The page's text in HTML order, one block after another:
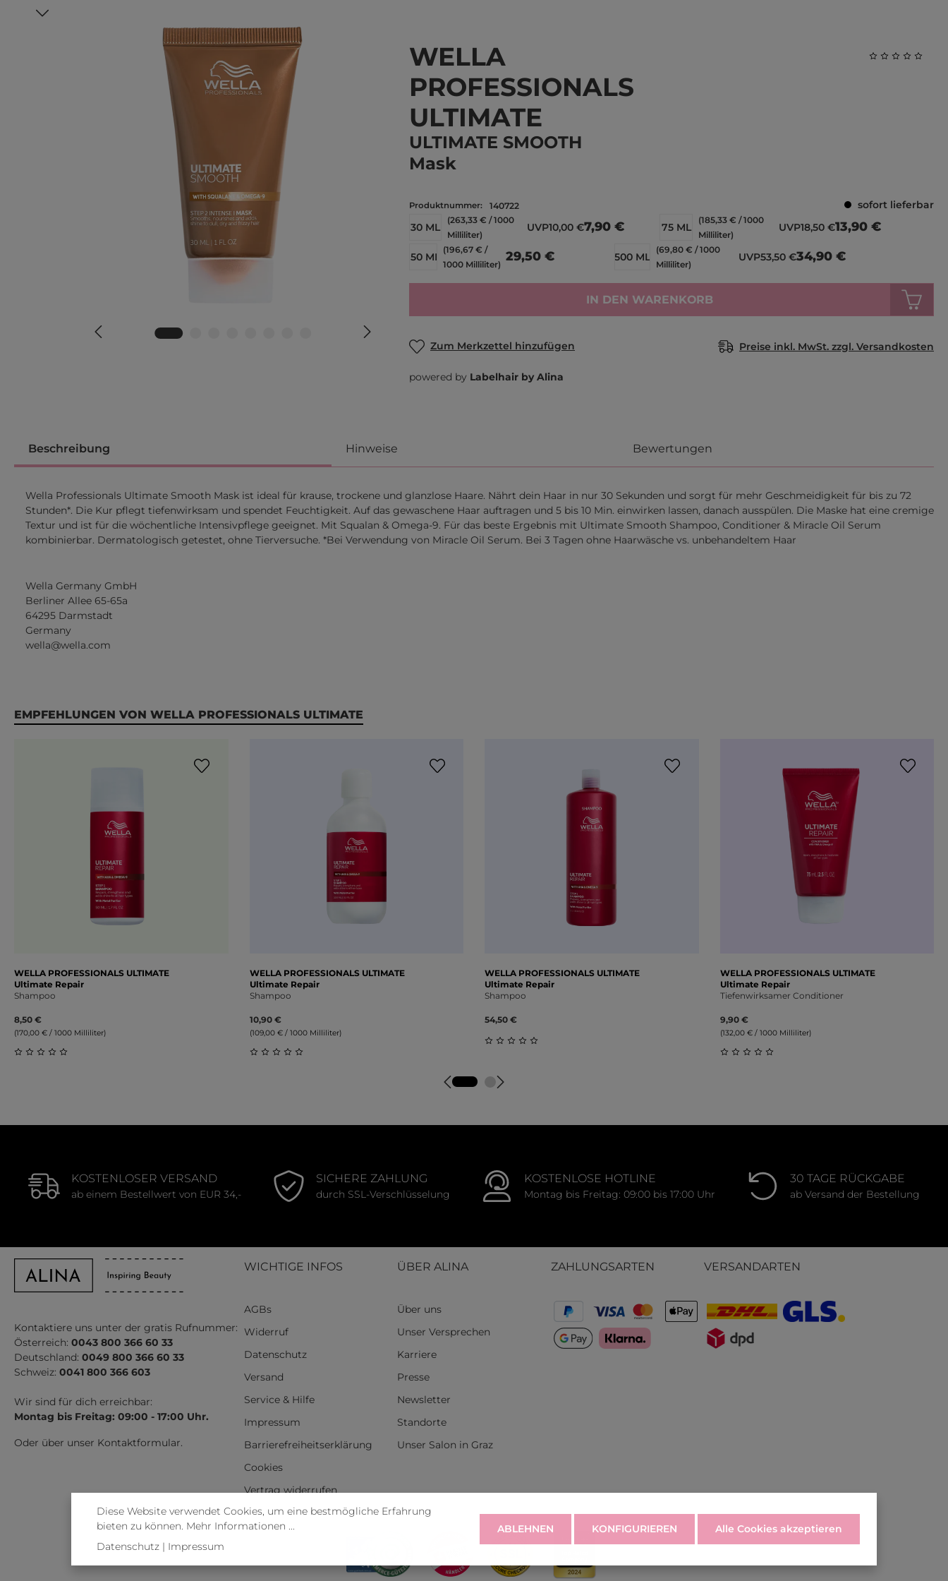
Bildergalerie überspringen
WELLA
PROFESSIONALS
ULTIMATE
ULTIMATE SMOOTH
Mask
Produktnummer: 140722
sofort lieferbar
30 ML
(263,33 € / 1000
Milliliter)
UVP10,00 €7,90 € 75 ML
(185,33 € / 1000
Milliliter)
UVP18,50 €13,90 €
150 ML
(196,67 € /
1000 Milliliter)
29,50 € 500 ML
(69,80 € / 1000
Milliliter)
UVP53,50 €34,90 €
IN DEN WARENKORB
Zum Merkzettel hinzufügen Preise inkl. MwSt. zzgl. Versandkosten
powered by Labelhair by Alina
Beschreibung Hinweise Bewertungen
Wella Professionals Ultimate Smooth Mask ist ideal für krause, trockene und glanzlose Haare. Nährt dein Haar in nur 30 Sekunden und sorgt für mehr Geschmeidigkeit für bis zu 72
Stunden*. Die Kur pflegt tiefenwirksam und spendet Feuchtigkeit. Auf das gewaschene Haar auftragen und 5 bis 10 Min. einwirken lassen, danach ausspülen. Die Maske hat eine cremige
Textur und ist für die wöchentliche Intensivpflege geeignet. Mit Squalan & Omega-9. Für das beste Ergebnis mit Ultimate Smooth Shampoo, Conditioner & Miracle Oil Serum
kombinierbar. Dermatologisch getestet, ohne Tierversuche. *Bei Verwendung von Miracle Oil Serum. Bei 3 Tagen ohne Haarwäsche vs. unbehandeltem Haar
Wella Germany GmbH
Berliner Allee 65-65a
64295 Darmstadt
Germany
wella@wella.com
Produktgalerie überspringen
EMPFEHLUNGEN VON WELLA PROFESSIONALS ULTIMATE
WELLA PROFESSIONALS ULTIMATE
Ultimate Repair
Shampoo
8,50 €
(170,00 € / 1000 Milliliter)
WELLA PROFESSIONALS ULTIMATE
Ultimate Repair
Shampoo
10,90 €
(109,00 € / 1000 Milliliter)
Durchschnittliche Bewertung von 0 von 5 Sternen
WELLA PROFESSIONALS ULTIMATE
Ultimate Repair
Shampoo
54,50 €
WELLA PROFESSIONALS ULTIMATE
Ultimate Repair
Tiefenwirksamer Conditioner
9,90 €
(132,00 € / 1000 Milliliter)
KOSTENLOSER VERSAND
ab einem Bestellwert von EUR 34,-
SICHERE ZAHLUNG
durch SSL-Verschlüsselung
KOSTENLOSE HOTLINE
Montag bis Freitag: 09:00 bis 17:00 Uhr
30 TAGE RÜCKGABE
ab Versand der Bestellung
Kontaktiere uns unter der gratis Rufnummer:
Österreich: 0043 800 366 60 33
Deutschland: 0049 800 366 60 33
Schweiz: 0041 800 366 603
Wir sind für dich erreichbar:
Montag bis Freitag: 09:00 - 17:00 Uhr.
Oder über unser Kontaktformular.
WICHTIGE INFOS
AGBs
Widerruf
Datenschutz
Versand
Service & Hilfe
Impressum
Barrierefreiheitserklärung
Cookies
Vertrag widerrufen
ÜBER ALINA
Über uns
Unser Versprechen
Karriere
Presse
Newsletter
Standorte
Unser Salon in Graz
ZAHLUNGSARTEN VERSANDARTEN
Diese Website verwendet Cookies, um eine bestmögliche Erfahrung
bieten zu können. Mehr Informationen ...
Datenschutz| Impressum
ABLEHNEN KONFIGURIEREN Alle Cookies akzeptieren